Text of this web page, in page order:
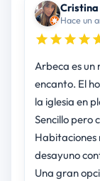
Hace un
Arbeca es un
encanto. El
la iglesia en
Sencillo pero
Habitaciones
desayuno
Una gran